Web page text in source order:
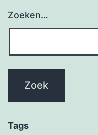
Zoeken…
Tags